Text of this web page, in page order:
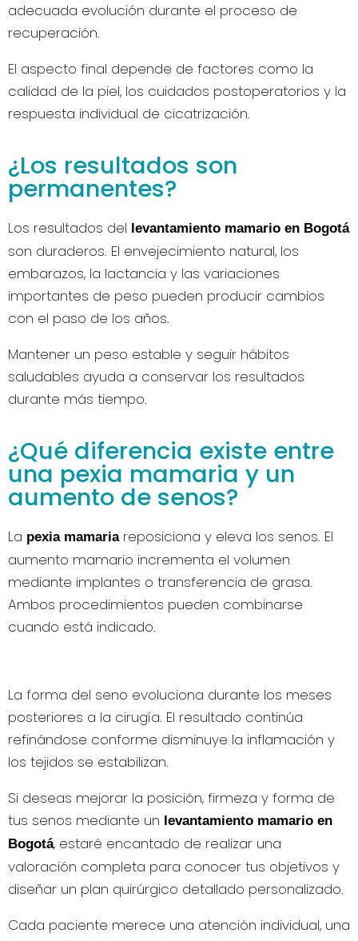
adecuada evolución durante el proceso de
recuperación.
El aspecto final depende de factores como la
calidad de la piel, los cuidados postoperatorios y la
respuesta individual de cicatrización.
¿Los resultados son
permanentes?
Los resultados del levantamiento mamario en Bogotá
son duraderos. El envejecimiento natural, los
embarazos, la lactancia y las variaciones
importantes de peso pueden producir cambios
con el paso de los años.
Mantener un peso estable y seguir hábitos
saludables ayuda a conservar los resultados
durante más tiempo.
¿Qué diferencia existe entre
una pexia mamaria y un
aumento de senos?
La pexia mamariareposiciona y eleva los senos. El
aumento mamario incrementa el volumen
mediante implantes o transferencia de grasa.
Ambos procedimientos pueden combinarse
cuando está indicado.
La forma del seno evoluciona durante los meses
posteriores a la cirugía. El resultado continúa
refinándose conforme disminuye la inflamación y
los tejidos se estabilizan.
Si deseas mejorar la posición, firmeza y forma de
tus senos mediante un levantamiento mamario en
Bogotá, estaré encantado de realizar una
valoración completa para conocer tus objetivos y
diseñar un plan quirúrgico detallado personalizado.
Cada paciente merece una atención individual, una